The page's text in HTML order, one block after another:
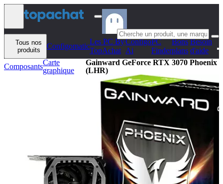
Aller au contenu
Tous nos
produits
Configomatic
Les PC By
TopAchat
Configo
Ai
PC
Finder
Bons
plans
Besoin
d'aide
ComposantsCarte
graphique
Gainward GeForce RTX 3070 Phoenix
(LHR)